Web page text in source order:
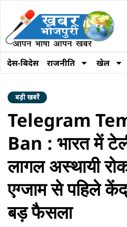
देस-बिदेस राजनीति खेल
बड़ी खबरें
Telegram
Ban : भारत में
लागल अस्थायी
एग्जाम से पहिले
बड़ फैसला